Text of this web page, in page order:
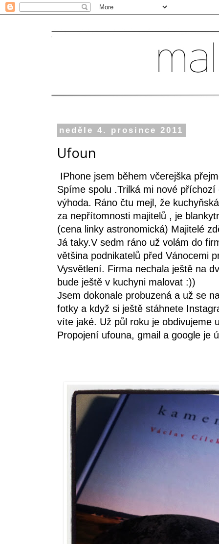
neděle 4. prosince 2011
Ufoun
IPhone jsem během včerejška
Spíme spolu .Trilká mi nové
výhoda. Ráno čtu mejl, že
za nepřítomnosti majitelů , je
(cena linky astronomická) Majitelé
Já taky.V sedm ráno už volám do
většina podnikatelů před Vánocemi
Vysvětlení. Firma nechala ještě na
bude ještě v kuchyni malovat :))
Jsem dokonale probuzená a už se
fotky a když si ještě stáhnete
víte jaké. Už půl roku je obdivujeme
Propojení ufouna, gmail a google je